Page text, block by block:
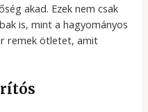
akad. Ezek nem csak
is, mint a hagyományos
remek ötletet, amit